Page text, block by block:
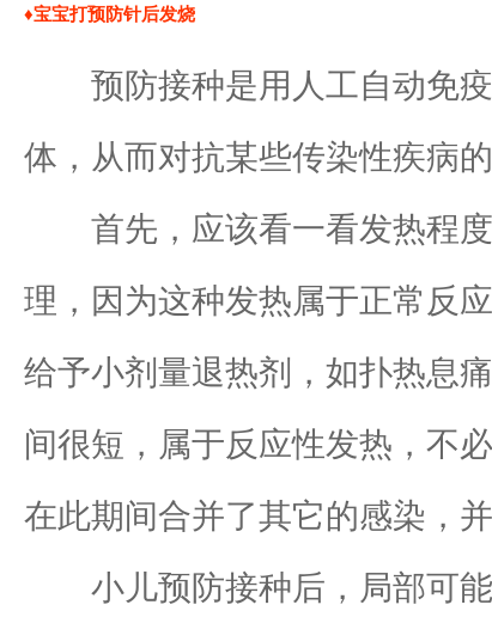
♦宝宝打预防针后发烧
预防接种是用人工自动免疫
体，从而对抗某些传染性疾病
首先，应该看一看发热程度
理，因为这种发热属于正常反
给予小剂量退热剂，如扑热息
间很短，属于反应性发热，不
在此期间合并了其它的感染，
小儿预防接种后，局部可能